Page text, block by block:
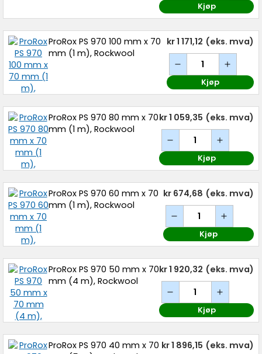
Kjøp
ProRox PS 970 100 mm x 70
mm (1 m), Rockwool
kr 1 171,12 (eks. mva)
Kjøp
ProRox PS 970 80 mm x 70
mm (1 m), Rockwool
kr 1 059,35 (eks. mva)
Kjøp
ProRox PS 970 60 mm x 70
mm (1 m), Rockwool
kr 674,68 (eks. mva)
Kjøp
ProRox PS 970 50 mm x 70
mm (4 m), Rockwool
kr 1 920,32 (eks. mva)
Kjøp
ProRox PS 970 40 mm x 70 kr 1 896,15 (eks. mva)